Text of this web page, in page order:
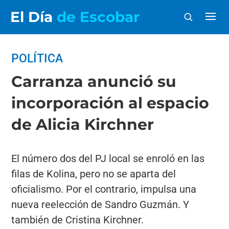
El Día de Escobar
POLÍTICA
Carranza anunció su
incorporación al espacio
de Alicia Kirchner
El número dos del PJ local se enroló en las
filas de Kolina, pero no se aparta del
oficialismo. Por el contrario, impulsa una
nueva reelección de Sandro Guzmán. Y
también de Cristina Kirchner.